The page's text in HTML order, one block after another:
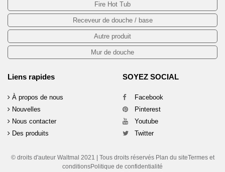
Fire Hot Tub
Receveur de douche / base
Autre produit
Mur de douche
Liens rapides
À propos de nous
Nouvelles
Nous contacter
Des produits
SOYEZ SOCIAL
Facebook
Pinterest
Youtube
Twitter
© droits d'auteur Waltmal 2021 | Tous droits réservés Plan du siteTermes et
conditionsPolitique de confidentialité